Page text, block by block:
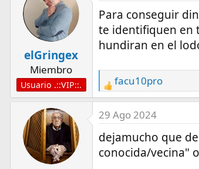
elGringex
Miembro
Usuario .::VIP::.
Para conseguir
te identifiquen en
hundiran en el
R
e
a
c
t
i
facu10pro
29 Ago 2024
dejamucho que
conocida/vecina"